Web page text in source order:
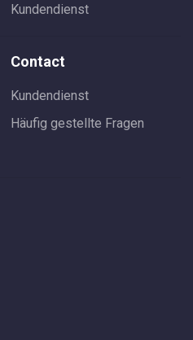
Kundendienst
Contact
Kundendienst
Häufig gestellte Fragen